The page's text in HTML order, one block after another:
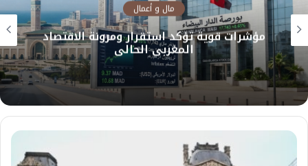
مال و أعمال
مؤشرات قوية تؤكد استقرار ومرونة الاقتصاد
المغربي الحالي